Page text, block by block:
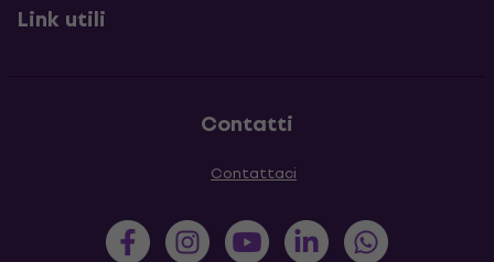
Link utili
Contatti
Contattaci